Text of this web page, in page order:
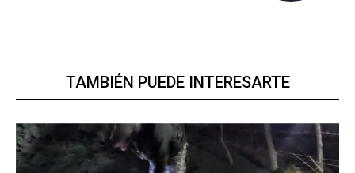
TAMBIÉN PUEDE INTERESARTE